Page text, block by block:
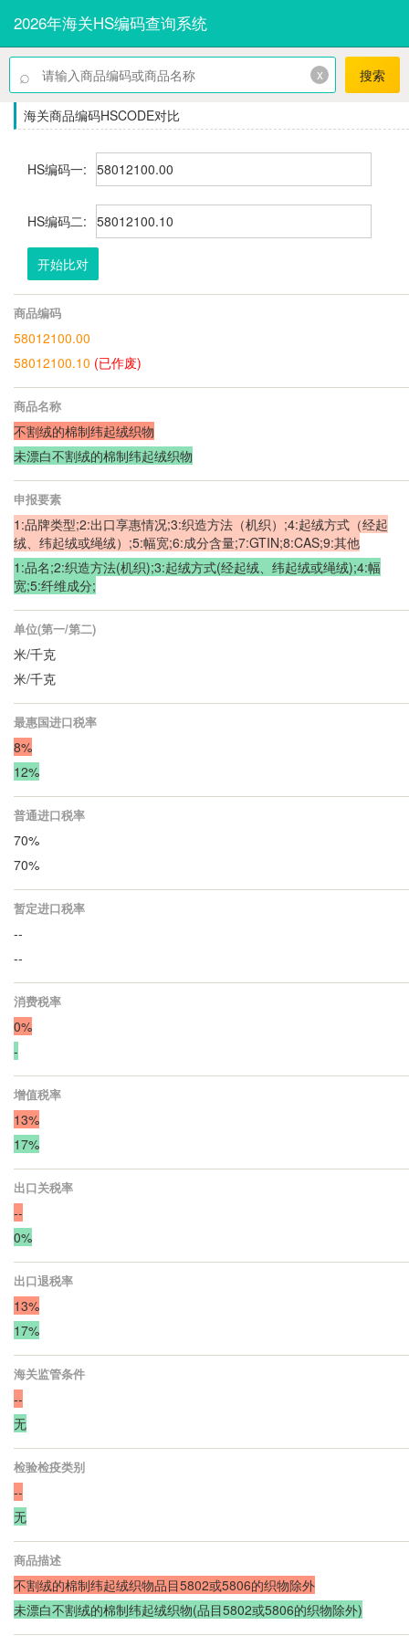
2026年海关HS编码查询系统
⌕ x 搜索
海关商品编码HSCODE对比
HS编码一:
HS编码二:
开始比对
商品编码
58012100.00
58012100.10 (已作废)
商品名称
不割绒的棉制纬起绒织物
未漂白不割绒的棉制纬起绒织物
申报要素
1:品牌类型;2:出口享惠情况;3:织造方法（机织）;4:起绒方式（经起
绒、纬起绒或绳绒）;5:幅宽;6:成分含量;7:GTIN;8:CAS;9:其他
1:品名;2:织造方法(机织);3:起绒方式(经起绒、纬起绒或绳绒);4:幅
宽;5:纤维成分;
单位(第一/第二)
米/千克
米/千克
最惠国进口税率
8%
12%
普通进口税率
70%
70%
暂定进口税率
--
--
消费税率
0%
-
增值税率
13%
17%
出口关税率
--
0%
出口退税率
13%
17%
海关监管条件
--
无
检验检疫类别
--
无
商品描述
不割绒的棉制纬起绒织物品目5802或5806的织物除外
未漂白不割绒的棉制纬起绒织物(品目5802或5806的织物除外)